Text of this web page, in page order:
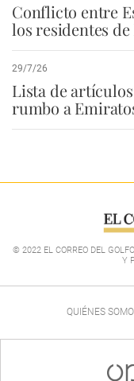
Conflicto entre
los residentes
29/7/26
Lista de
rumbo a
© 2022 EL CORREO DEL
Y
QUIÉNES